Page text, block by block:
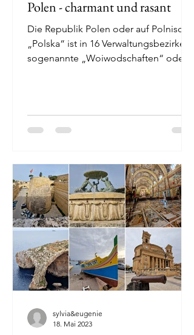
Polen - charmant und rasant
Die Republik Polen oder auf Polnisch
„Polska“ ist in 16 Verwaltungsbezirke,
sogenannte „Woiwodschaften“ oder
sylvia&eugenie
18. Mai 2023